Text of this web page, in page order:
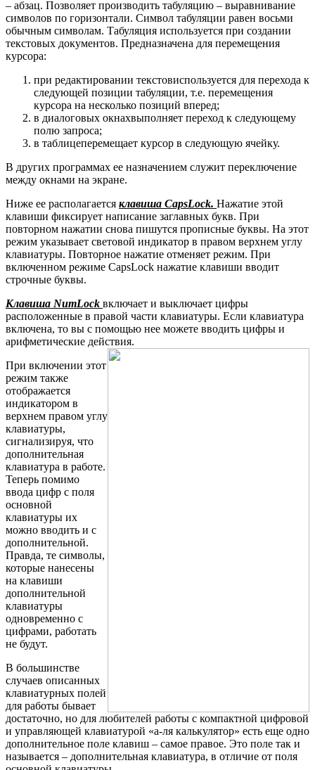
– абзац. Позволяет производить табуляцию – выравнивание
символов по горизонтали. Символ табуляции равен восьми
обычным символам. Табуляция используется при создании
текстовых документов. Предназначена для перемещения
курсора:
при редактировании текстовиспользуется для перехода к
следующей позиции табуляции, т.е. перемещения
курсора на несколько позиций вперед;
в диалоговых окнахвыполняет переход к следующему
полю запроса;
в таблицеперемещает курсор в следующую ячейку.
В других программах ее назначением служит переключение
между окнами на экране.
Ниже ее располагается клавиша CapsLock. Нажатие этой
клавиши фиксирует написание заглавных букв. При
повторном нажатии снова пишутся прописные буквы. На этот
режим указывает световой индикатор в правом верхнем углу
клавиатуры. Повторное нажатие отменяет режим. При
включенном режиме CapsLock нажатие клавиши вводит
строчные буквы.
Клавиша NumLock включает и выключает цифры
расположенные в правой части клавиатуры. Если клавиатура
включена, то вы с помощью нее можете вводить цифры и
арифметические действия.
При включении этот
режим также
отображается
индикатором в
верхнем правом углу
клавиатуры,
сигнализируя, что
дополнительная
клавиатура в работе.
Теперь помимо
ввода цифр с поля
основной
клавиатуры их
можно вводить и с
дополнительной.
Правда, те символы,
которые нанесены
на клавиши
дополнительной
клавиатуры
одновременно с
цифрами, работать
не будут.
В большинстве
случаев описанных
клавиатурных полей
для работы бывает
достаточно, но для любителей работы с компактной цифровой
и управляющей клавиатурой «а-ля калькулятор» есть еще одно
дополнительное поле клавиш – самое правое. Это поле так и
называется – дополнительная клавиатура, в отличие от поля